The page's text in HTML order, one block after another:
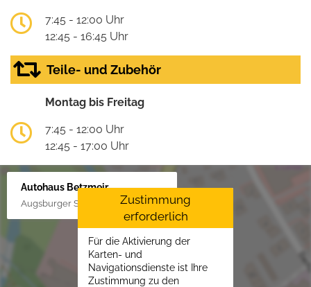
7:45 - 12:00 Uhr
12:45 - 16:45 Uhr
Teile- und Zubehör
Montag bis Freitag
7:45 - 12:00 Uhr
12:45 - 17:00 Uhr
Autohaus Betzmeir
Augsburger Str. 33, 86551 Aichach
Zustimmung
erforderlich
Für die Aktivierung der
Karten- und
Navigationsdienste ist Ihre
Zustimmung zu den